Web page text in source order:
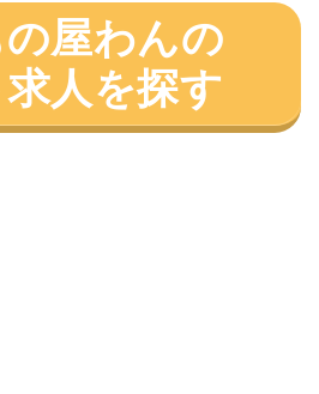
の屋わんの
人を探す